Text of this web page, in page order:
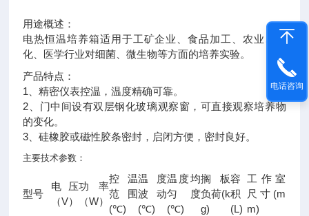
用途概述：
电热恒温培养箱适用于工矿企业、食品加工、农业、生
化、医学行业对细菌、微生物等方面的培养实验。
产品特点：
1、精密仪表控温，温度精确可靠。
2、门中间设有双层钢化玻璃观察窗，可直接观察培养物
的变化。
3、硅橡胶或磁性胶条密封，启闭方便，密封良好。
主要技术参数：
型号
电压
（V）
功率
（W）
控温
范围
(℃)
温度
波动
(℃)
温度均
匀度
(℃)
搁板
负荷(k
g)
容
积
(L)
工作室
尺寸 (m
m)
电话咨询